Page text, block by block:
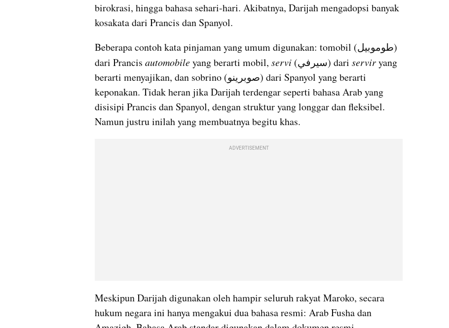
birokrasi, hingga bahasa sehari-hari. Akibatnya, Darijah mengadopsi banyak
kosakata dari Prancis dan Spanyol.
Beberapa contoh kata pinjaman yang umum digunakan: tomobil (طوموبيل)
dari Prancis automobile yang berarti mobil, servi (سيرفي) dari servir yang
berarti menyajikan, dan sobrino (صوبرينو) dari Spanyol yang berarti
keponakan. Tidak heran jika Darijah terdengar seperti bahasa Arab yang
disisipi Prancis dan Spanyol, dengan struktur yang longgar dan fleksibel.
Namun justru inilah yang membuatnya begitu khas.
ADVERTISEMENT
Meskipun Darijah digunakan oleh hampir seluruh rakyat Maroko, secara
hukum negara ini hanya mengakui dua bahasa resmi: Arab Fusha dan